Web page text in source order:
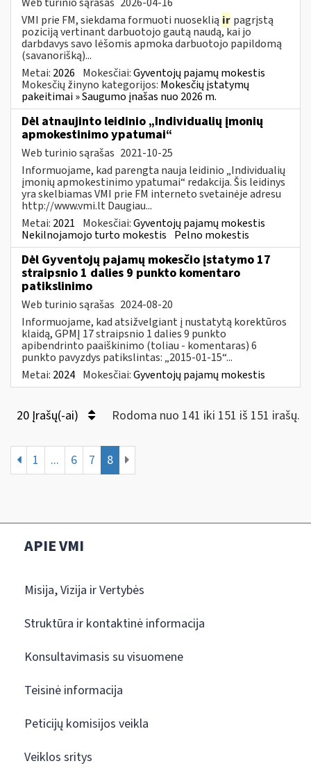
VMI prie FM, siekdama formuoti nuoseklią ir pagrįstą
poziciją vertinant darbuotojo gautą naudą, kai jo
darbdavys savo lėšomis apmoka darbuotojo papildomą
(savanorišką)...
Metai: 2026 Mokesčiai:Gyventojų pajamų mokestis
Mokesčių žinyno kategorijos: Mokesčių įstatymų
pakeitimai » Saugumo įnašas nuo 2026 m.
Dėl atnaujinto leidinio „Individualių įmonių
apmokestinimo ypatumai“
Web turinio sąrašas 2021-10-25
Informuojame, kad parengta nauja leidinio „Individualių
įmonių apmokestinimo ypatumai“ redakcija. Šis leidinys
yra skelbiamas VMI prie FM interneto svetainėje adresu
http://www.vmi.lt Daugiau...
Metai: 2021 Mokesčiai:Gyventojų pajamų mokestis
Nekilnojamojo turto mokestis Pelno mokestis
Dėl Gyventojų pajamų mokesčio įstatymo 17
straipsnio 1 dalies 9 punkto komentaro
patikslinimo
Web turinio sąrašas 2024-08-20
Informuojame, kad atsižvelgiant į nustatytą korektūros
klaidą, GPMĮ 17 straipsnio 1 dalies 9 punkto
apibendrinto paaiškinimo (toliau - komentaras) 6
punkto pavyzdys patikslintas: „2015-01-15“...
Metai: 2024 Mokesčiai:Gyventojų pajamų mokestis
20 Įrašų(-ai) Rodoma nuo 141 iki 151 iš 151 irašų.
1 ... 6 7 8
APIE VMI
Misija, Vizija ir Vertybės
Struktūra ir kontaktinė informacija
Konsultavimasis su visuomene
Teisinė informacija
Peticijų komisijos veikla
Veiklos sritys